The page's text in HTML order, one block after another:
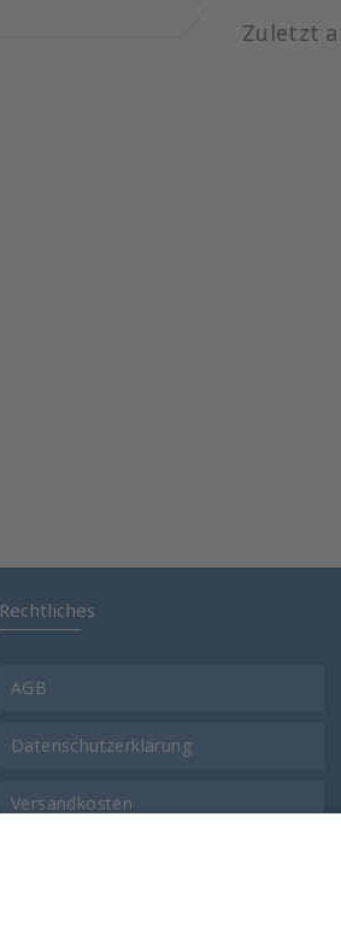
Zuletzt
Rechtliches
AGB
Datenschutzerklärung
Versandkosten